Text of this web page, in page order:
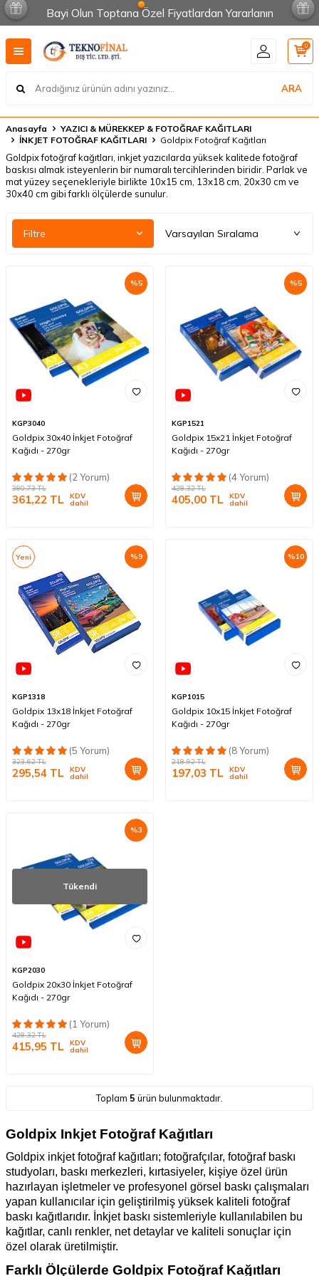
Bayi Olun Toptana Özel Fiyatlardan Yararlanın
ARA
0
Anasayfa
YAZICI & MÜREKKEP & FOTOĞRAF KAĞITLARI
İNKJET FOTOĞRAF KAĞITLARI
Goldpix Fotoğraf Kağıtları
Goldpix fotoğraf kağıtları, inkjet yazıcılarda yüksek kalitede fotoğraf
baskısı almak isteyenlerin bir numaralı tercihlerinden biridir. Parlak ve
mat yüzey seçenekleriyle birlikte 10x15 cm, 13x18 cm, 20x30 cm ve
30x40 cm gibi farklı ölçülerde sunulur.
Filtre
%5
KGP3040
Goldpix 30x40 İnkjet Fotoğraf
Kağıdı - 270gr
(2 Yorum)
380,73TL
361,22 TL KDV
dahil
%5
KGP1521
Goldpix 15x21 İnkjet Fotoğraf
Kağıdı - 270gr
(4 Yorum)
428,32TL
405,00 TL KDV
dahil
%9
Yeni
KGP1318
Goldpix 13x18 İnkjet Fotoğraf
Kağıdı - 270gr
(5 Yorum)
323,62TL
295,54 TL KDV
dahil
%10
KGP1015
Goldpix 10x15 İnkjet Fotoğraf
Kağıdı - 270gr
(8 Yorum)
218,92TL
197,03 TL KDV
dahil
%3
Tükendi
KGP2030
Goldpix 20x30 İnkjet Fotoğraf
Kağıdı - 270gr
(1 Yorum)
428,32TL
415,95 TL KDV
dahil
Toplam 5 ürün bulunmaktadır.
Goldpix Inkjet Fotoğraf Kağıtları
Goldpix inkjet fotoğraf kağıtları; fotoğrafçılar, fotoğraf baskı
studyoları, baskı merkezleri, kırtasiyeler, kişiye özel ürün
hazırlayan işletmeler ve profesyonel görsel baskı çalışmaları
yapan kullanıcılar için geliştirilmiş yüksek kaliteli fotoğraf
baskı kağıtlarıdır. İnkjet baskı sistemleriyle kullanılabilen bu
kağıtlar, canlı renkler, net detaylar ve kaliteli sonuçlar için
özel olarak üretilmiştir.
Farklı Ölçülerde Goldpix Fotoğraf Kağıtları